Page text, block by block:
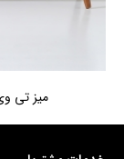
میز تی وی سایز 180 مدل